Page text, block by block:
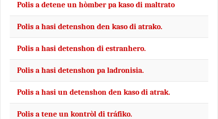
Polis a detene un hòmber pa kaso di maltrato
Polis a hasi detenshon den kaso di atrako.
Polis a hasi detenshon di estranhero.
Polis a hasi detenshon pa ladronisia.
Polis a hasi un detenshon den kaso di atrak.
Polis a tene un kontròl di tráfiko.